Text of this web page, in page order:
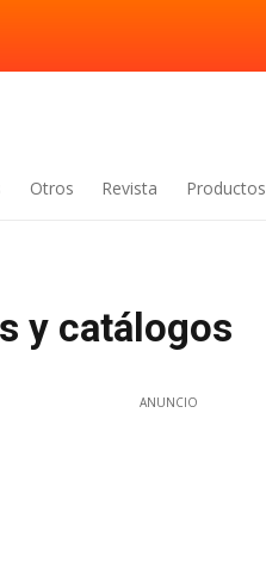
Otros Revista Productos
y catálogos
ANUNCIO